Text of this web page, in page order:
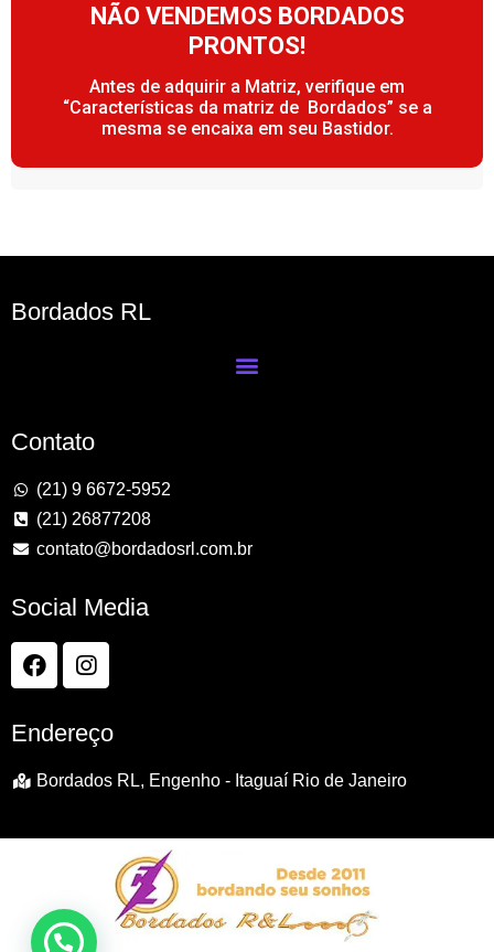
NÃO VENDEMOS BORDADOS
PRONTOS!
Antes de adquirir a Matriz, verifique em
“Características da matriz de Bordados” se a
mesma se encaixa em seu Bastidor.
Bordados RL
Contato
(21) 9 6672-5952
(21) 26877208
contato@bordadosrl.com.br
Social Media
Endereço
Bordados RL, Engenho - Itaguaí Rio de Janeiro